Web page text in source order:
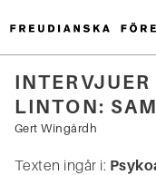
till
innehåll
Sök
efter:
LINTON:
Gert Wingårdh
Texten ingår i: